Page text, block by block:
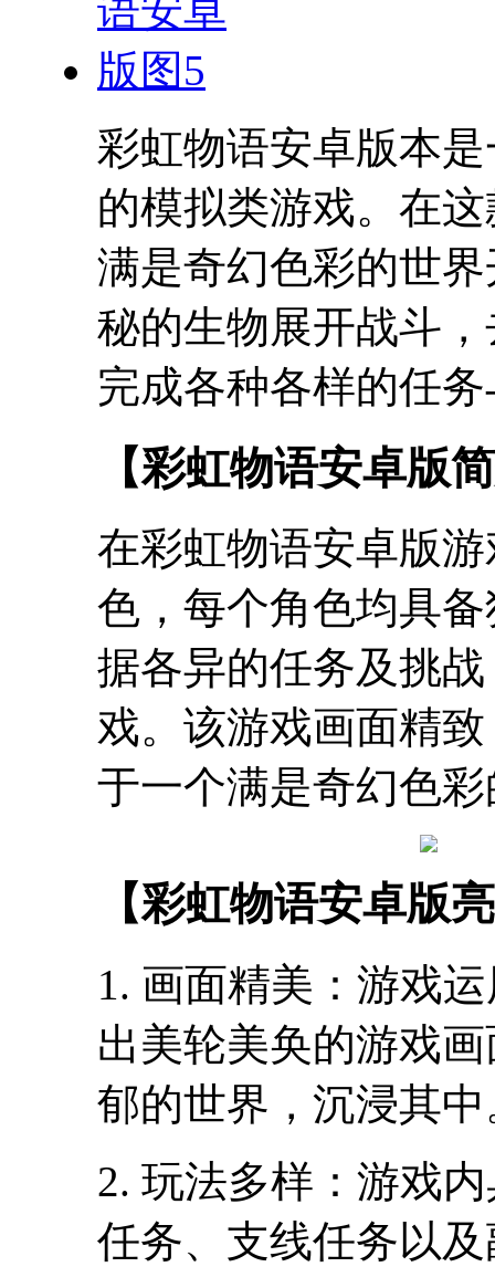
彩虹物语安卓版本
的模拟类游戏。在
满是奇幻色彩的世
秘的生物展开战斗
完成各种各样的任
【彩虹物语安卓版
在彩虹物语安卓版
色，每个角色均具
据各异的任务及挑
戏。该游戏画面精
于一个满是奇幻色
【彩虹物语安卓版
1. 画面精美：游戏
出美轮美奂的游戏
郁的世界，沉浸其中
2. 玩法多样：游戏
任务、支线任务以